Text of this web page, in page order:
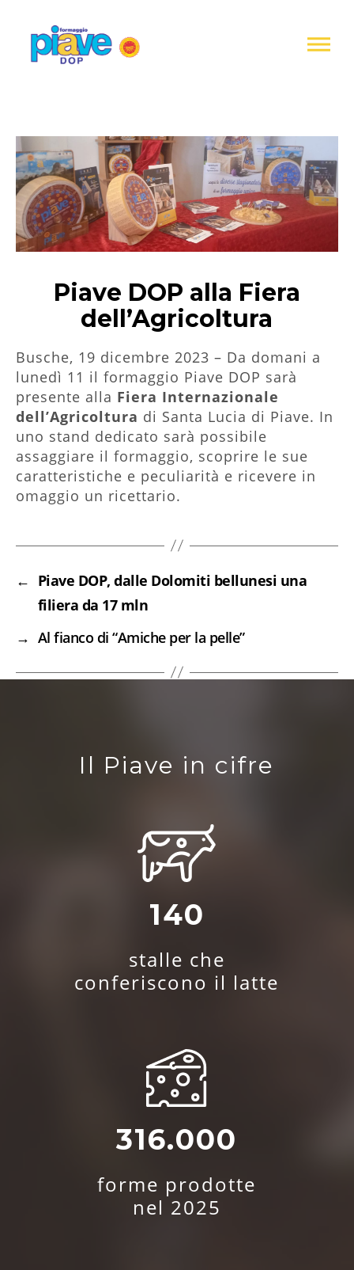
Piave DOP alla Fiera
dell’Agricoltura
Busche, 19 dicembre 2023 – Da domani a
lunedì 11 il formaggio Piave DOP sarà
presente alla Fiera Internazionale
dell’Agricoltura di Santa Lucia di Piave. In
uno stand dedicato sarà possibile
assaggiare il formaggio, scoprire le sue
caratteristiche e peculiarità e ricevere in
omaggio un ricettario.
← Piave DOP, dalle Dolomiti bellunesi una
filiera da 17 mln
→ Al fianco di “Amiche per la pelle”
Il Piave in cifre
140
stalle che
conferiscono il latte
316.000
forme prodotte
nel 2025
raccolta